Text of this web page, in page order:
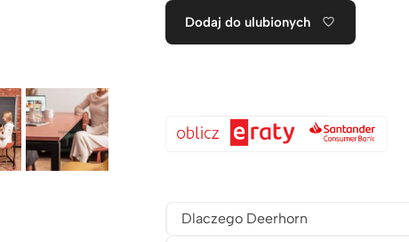
Dodaj do ulubionych
Dlaczego Deerhorn